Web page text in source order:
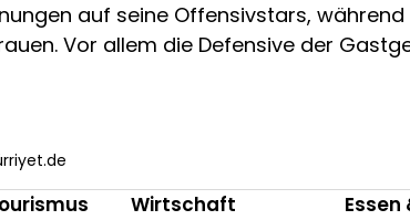
auf seine Offensivstars,
Vor allem die Defensive der
Wirtschaft Essen